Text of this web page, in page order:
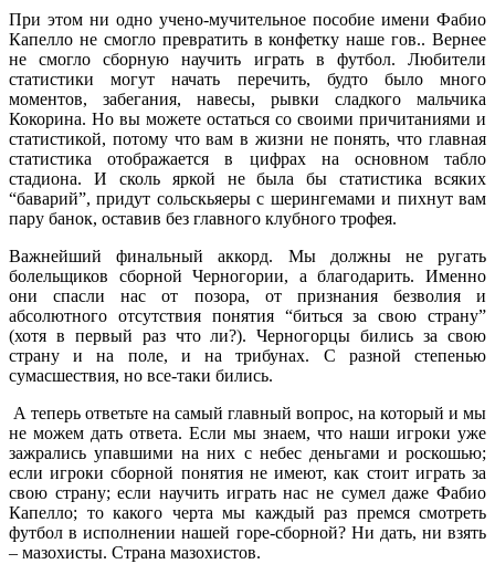
При этом ни одно учено-мучительное пособие имени Фабио
Капелло не смогло превратить в конфетку наше гов.. Вернее
не смогло сборную научить играть в футбол. Любители
статистики могут начать перечить, будто было много
моментов, забегания, навесы, рывки сладкого мальчика
Кокорина. Но вы можете остаться со своими причитаниями и
статистикой, потому что вам в жизни не понять, что главная
статистика отображается в цифрах на основном табло
стадиона. И сколь яркой не была бы статистика всяких
“баварий”, придут сольскьяеры с шерингемами и пихнут вам
пару банок, оставив без главного клубного трофея.
Важнейший финальный аккорд. Мы должны не ругать
болельщиков сборной Черногории, а благодарить. Именно
они спасли нас от позора, от признания безволия и
абсолютного отсутствия понятия “биться за свою страну”
(хотя в первый раз что ли?). Черногорцы бились за свою
страну и на поле, и на трибунах. С разной степенью
сумасшествия, но все-таки бились.
А теперь ответьте на самый главный вопрос, на который и мы
не можем дать ответа. Если мы знаем, что наши игроки уже
зажрались упавшими на них с небес деньгами и роскошью;
если игроки сборной понятия не имеют, как стоит играть за
свою страну; если научить играть нас не сумел даже Фабио
Капелло; то какого черта мы каждый раз премся смотреть
футбол в исполнении нашей горе-сборной? Ни дать, ни взять
– мазохисты. Страна мазохистов.